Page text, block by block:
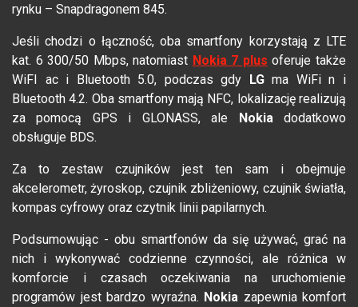
rynku – Snapdragonem 845.
Jeśli chodzi o łączność, oba smartfony korzystają z LTE
kat. 6 300/50 Mbps, natomiast Nokia 7 plus oferuje także
WiFI ac i Bluetooth 5.0, podczas gdy LGma WiFi n i
Bluetooth 4.2. Oba smartfony mają NFC, lokalizację realizują
za pomocą GPS i GLONASS, ale Nokiadodatkowo
obsługuje BDS.
Za to zestaw czujników jest ten sam i obejmuje
akcelerometr, żyroskop, czujnik zbliżeniowy, czujnik światła,
kompas cyfrowy oraz czytnik linii papilarnych.
Podsumowując - obu smartfonów da się używać, grać na
nich i wykonywać codzienne czynności, ale różnica w
komforcie i czasach oczekiwania na uruchomienie
programów jest bardzo wyraźna. Nokia zapewnia komfort